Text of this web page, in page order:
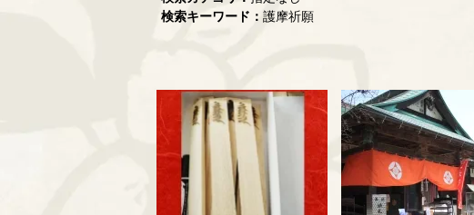
検索キーワード： 護摩祈願